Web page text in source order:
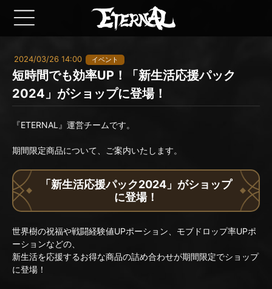
2024/03/26 14:00 イベント
短時間でも効率UP！「新生活応援パック
2024」がショップに登場！
『ETERNAL』運営チームです。
期間限定商品について、ご案内いたします。
「新生活応援パック2024」がショップ
に登場！
世界樹の祝福や戦闘経験値UPポーション、モブドロップ率UPポ
ーションなどの、
新生活を応援するお得な商品の詰め合わせが期間限定でショップ
に登場！